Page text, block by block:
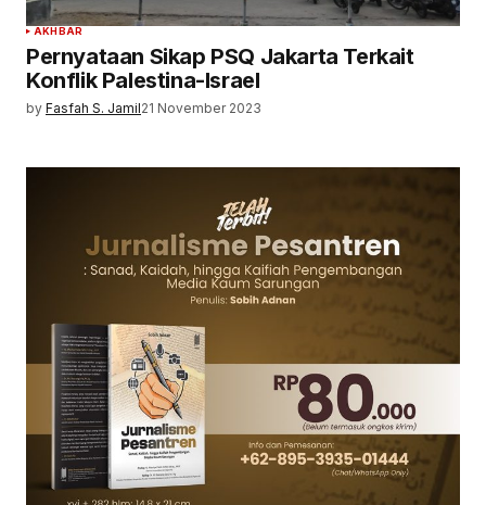
AKHBAR
Pernyataan Sikap PSQ Jakarta Terkait
Konflik Palestina-Israel
by Fasfah S. Jamil21 November 2023